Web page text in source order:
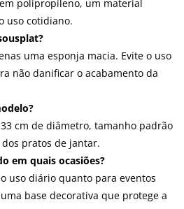
polipropileno, um material
uso cotidiano.
uma esponja macia. Evite o uso
não danificar o acabamento da
cm de diâmetro, tamanho padrão
pratos de jantar.
em quais ocasiões?
uso diário quanto para eventos
base decorativa que protege a